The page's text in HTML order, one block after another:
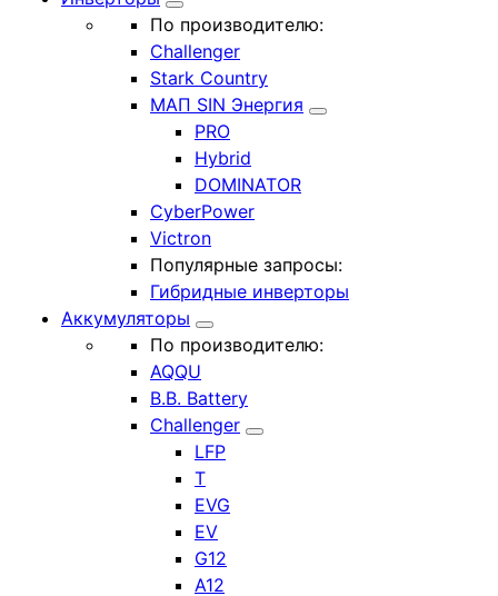
По производителю:
Challenger
Stark Country
МАП SIN Энергия
PRO
Hybrid
DOMINATOR
CyberPower
Victron
Популярные запросы:
Гибридные инверторы
Аккумуляторы
По производителю:
AQQU
B.B. Battery
Challenger
LFP
T
EVG
EV
G12
A12